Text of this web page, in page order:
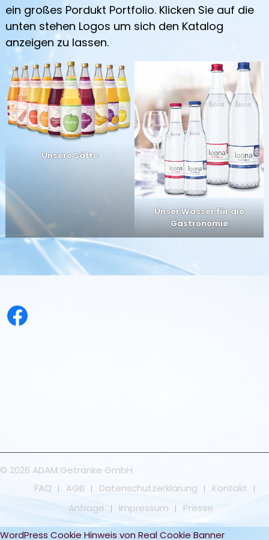
ein großes Pordukt Portfolio. Klicken Sie auf die
unten stehen Logos um sich den Katalog
anzeigen zu lassen.
Unsere Säfte
Unser Wasser für die
Gastronomie
© 2026 ADAM Getränke GmbH
FAQ
AGB Datenschutzerklärung
Kontakt
Anfrage
Impressum Presse
WordPress Cookie Hinweis von Real Cookie Banner